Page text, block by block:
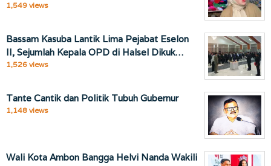
1,549 views
Bassam Kasuba Lantik Lima Pejabat Eselon
II, Sejumlah Kepala OPD di Halsel Dikuk…
1,526 views
Tante Cantik dan Politik Tubuh Gubernur
1,148 views
Wali Kota Ambon Bangga Helvi Nanda Wakili